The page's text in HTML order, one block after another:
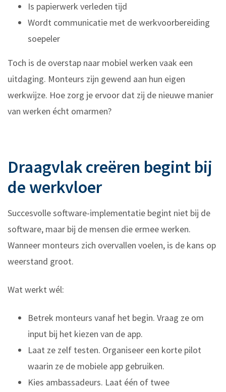
Is papierwerk verleden tijd
Wordt communicatie met de werkvoorbereiding
soepeler
Toch is de overstap naar mobiel werken vaak een
uitdaging. Monteurs zijn gewend aan hun eigen
werkwijze. Hoe zorg je ervoor dat zij de nieuwe manier
van werken écht omarmen?
Draagvlak creëren begint bij
de werkvloer
Succesvolle software-implementatie begint niet bij de
software, maar bij de mensen die ermee werken.
Wanneer monteurs zich overvallen voelen, is de kans op
weerstand groot.
Wat werkt wél:
Betrek monteurs vanaf het begin. Vraag ze om
input bij het kiezen van de app.
Laat ze zelf testen. Organiseer een korte pilot
waarin ze de mobiele app gebruiken.
Kies ambassadeurs. Laat één of twee